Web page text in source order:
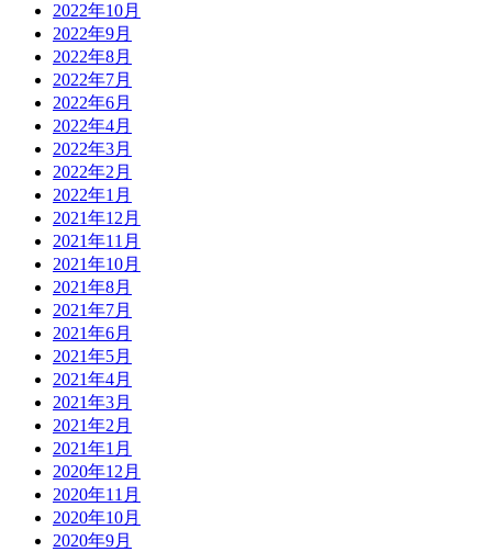
2022年10月
2022年9月
2022年8月
2022年7月
2022年6月
2022年4月
2022年3月
2022年2月
2022年1月
2021年12月
2021年11月
2021年10月
2021年8月
2021年7月
2021年6月
2021年5月
2021年4月
2021年3月
2021年2月
2021年1月
2020年12月
2020年11月
2020年10月
2020年9月